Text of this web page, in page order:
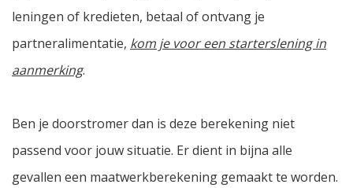
leningen of kredieten, betaal of ontvang je
partneralimentatie, kom je voor een starterslening in
aanmerking.
Ben je doorstromer dan is deze berekening niet
passend voor jouw situatie. Er dient in bijna alle
gevallen een maatwerkberekening gemaakt te worden.